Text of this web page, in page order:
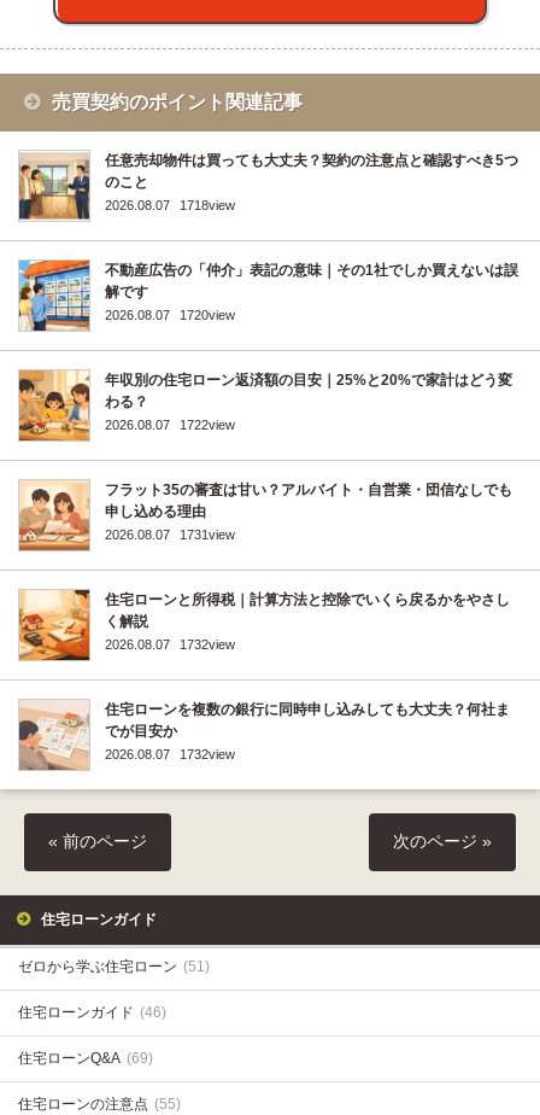
売買契約のポイント関連記事
任意売却物件は買っても大丈夫？契約の注意点と確認すべき5つ
のこと
2026.08.07 1718view
不動産広告の「仲介」表記の意味｜その1社でしか買えないは誤
解です
2026.08.07 1720view
年収別の住宅ローン返済額の目安｜25%と20%で家計はどう変
わる？
2026.08.07 1722view
フラット35の審査は甘い？アルバイト・自営業・団信なしでも
申し込める理由
2026.08.07 1731view
住宅ローンと所得税｜計算方法と控除でいくら戻るかをやさし
く解説
2026.08.07 1732view
住宅ローンを複数の銀行に同時申し込みしても大丈夫？何社ま
でが目安か
2026.08.07 1732view
« 前のページ 次のページ »
住宅ローンガイド
ゼロから学ぶ住宅ローン (51)
住宅ローンガイド (46)
住宅ローンQ&A (69)
住宅ローンの注意点 (55)